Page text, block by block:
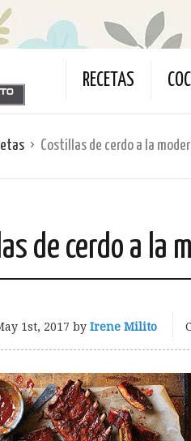
RECETAS
Costillas de cerdo a la
de cerdo a la
1st, 2017 by Irene Milito